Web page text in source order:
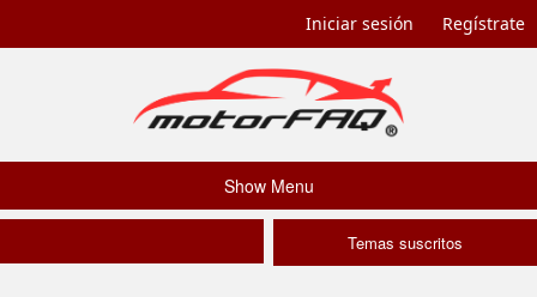
Iniciar sesión Regístrate
Show Menu
Temas suscritos